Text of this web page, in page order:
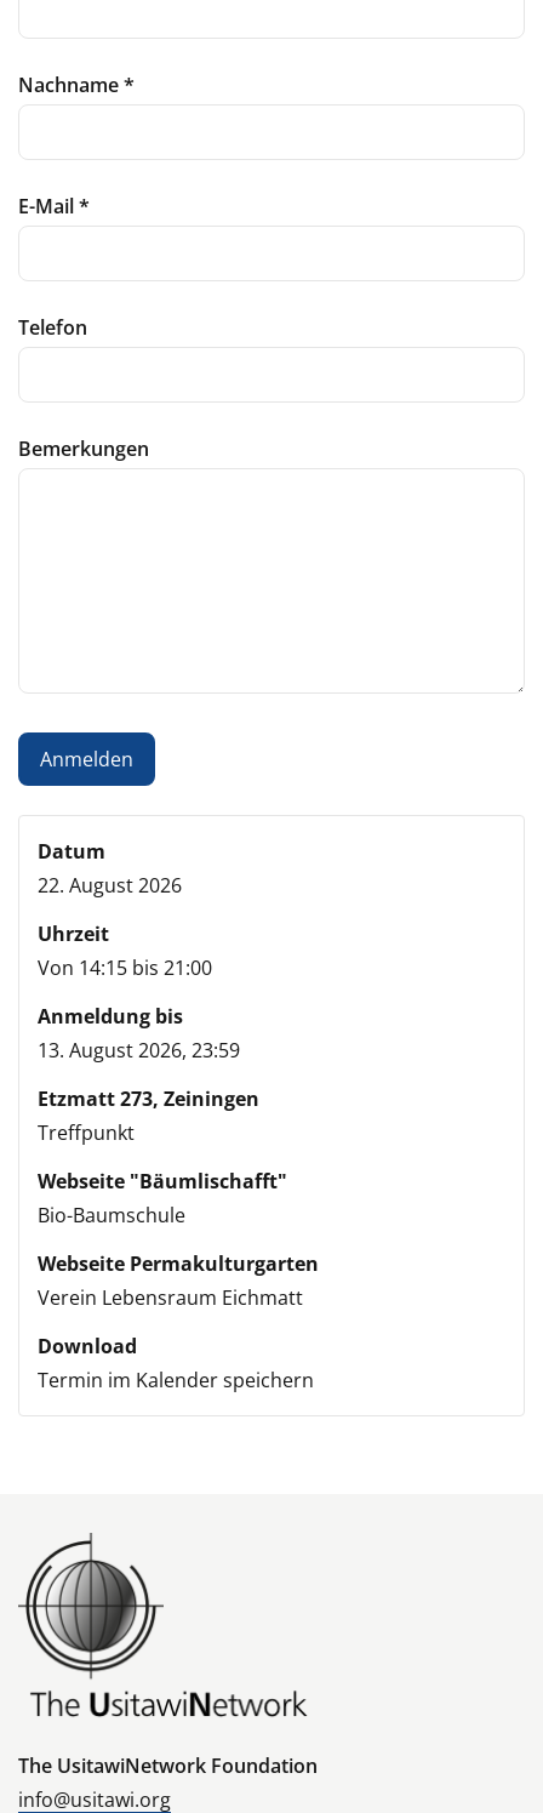
Nachname*
E-Mail*
Telefon
Bemerkungen
Datum
22. August 2026
Uhrzeit
Von 14:15 bis 21:00
Anmeldung bis
13. August 2026, 23:59
Etzmatt 273, Zeiningen
Treffpunkt
Webseite "Bäumlischafft"
Bio-Baumschule
Webseite Permakulturgarten
Verein Lebensraum Eichmatt
Download
Termin im Kalender speichern
The UsitawiNetwork Foundation
info@usitawi.org